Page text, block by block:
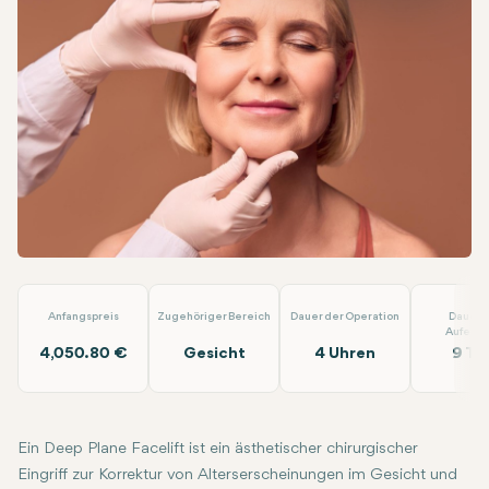
Facebook
Linkedin
WhatsApp
Telegram
E-Mail
Anfangspreis
4,050.80 €
Zugehöriger Bereich
Gesicht
Dauer der Operation
4 Uhren
Dauer
9
Ein Deep Plane Facelift ist ein ästhetischer chirurgischer
Eingriff zur Korrektur von Alterserscheinungen im Gesicht und